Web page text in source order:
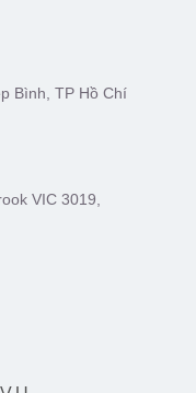
Bình, TP Hồ Chí
VIC 3019,